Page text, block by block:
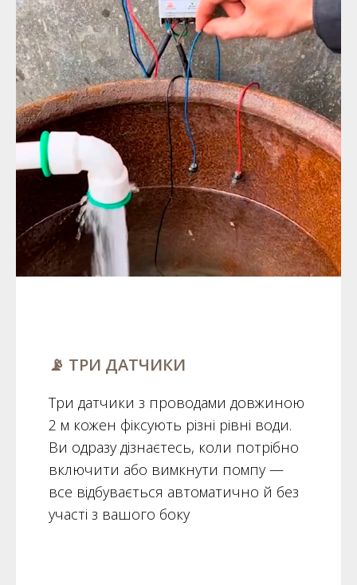
📡 ТРИ ДАТЧИКИ
Три датчики з проводами довжиною
2 м кожен фіксують різні рівні води.
Ви одразу дізнаєтесь, коли потрібно
включити або вимкнути помпу —
все відбувається автоматично й без
участі з вашого боку